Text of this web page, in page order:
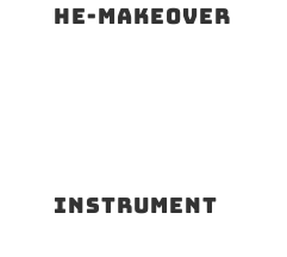
HE-makeover
Instrument